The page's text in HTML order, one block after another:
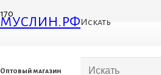
МУСЛИН.РФ
Оптовый магазин
Искать